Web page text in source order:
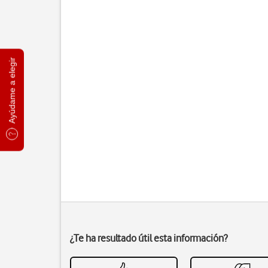
Ayúdame a elegir
¿Te ha resultado útil esta información?